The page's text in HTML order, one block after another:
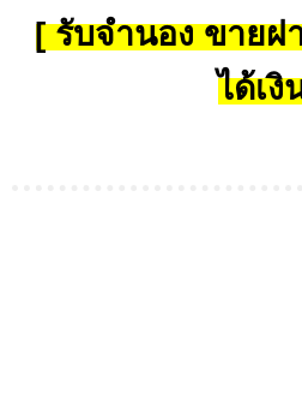
[ รับจำนอง ขายฝ
ได้เ